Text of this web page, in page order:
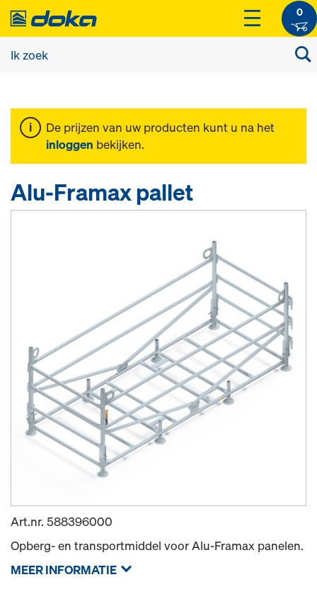
0
De prijzen van uw producten kunt u na het
inloggen bekijken.
Alu-Framax pallet
Art.nr. 588396000
Opberg- en transportmiddel voor Alu-Framax panelen.
MEER INFORMATIE